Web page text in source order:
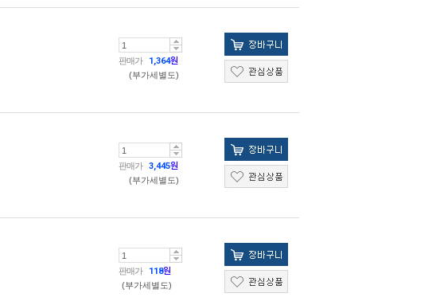
판매가 1,364원
(부가세별도)
판매가 3,445원
(부가세별도)
판매가 118원
(부가세별도)